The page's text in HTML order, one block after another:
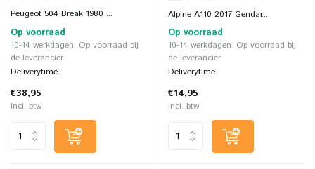
Peugeot 504 Break 1980 ...
Op voorraad
10-14 werkdagen: Op voorraad bij
de leverancier
Deliverytime
€38,95
Incl. btw
Alpine A110 2017 Gendar...
Op voorraad
10-14 werkdagen: Op voorraad bij
de leverancier
Deliverytime
€14,95
Incl. btw